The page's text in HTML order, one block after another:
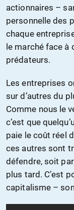
actionnaires –
personnelle des
chaque
le marché face
prédateurs.
Les entreprises
sur d’autres du
Comme nous le
c’est que
paie le coût réel
ces autres sont
défendre, soit
plus tard. C’est
capitalisme –